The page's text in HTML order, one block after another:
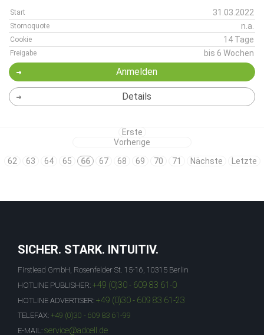
Start 31.03.2022
Stornoquote n.a.
Cookie 14 Tage
Freigabe bis 6 Wochen
Anmelden
Details
Erste
Vorherige
62
63 64 65 66 67 68 69 70 71 Nächste Letzte
SICHER. STARK. INTUITIV.
Firstlead GmbH, Rosenfelder St. 15-16, 10315 Berlin
HOTLINE PUBLISHER: +49 (0)30 - 609 83 61-0
HOTLINE ADVERTISER: +49 (0)30 - 609 83 61-23
TELEFAX: +49 (0)30 - 609 83 61-99
E-MAIL: service@adcell.de